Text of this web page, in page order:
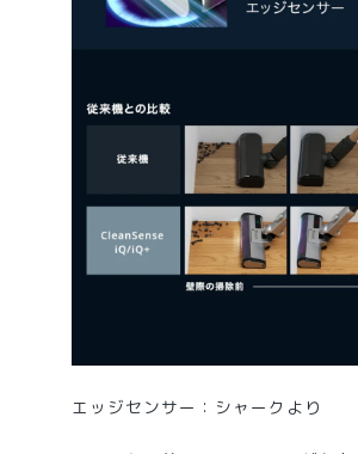
エッジセンサー：シャークより